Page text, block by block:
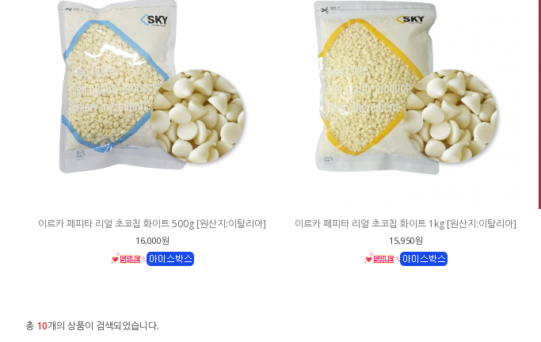
이르카 페피타 리얼 초코칩 화이트 500g [원산지:이탈리아]
16,000원
이르카 페피타 리얼 초코칩 화이트 1kg [원산지:이탈리아]
15,950원
총 10개의 상품이 검색되었습니다.